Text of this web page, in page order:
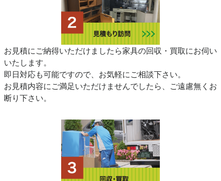
お見積にご納得いただけましたら家具の回収・買取にお伺い
いたします。
即日対応も可能ですので、お気軽にご相談下さい。
お見積内容にご満足いただけませんでしたら、ご遠慮無くお
断り下さい。